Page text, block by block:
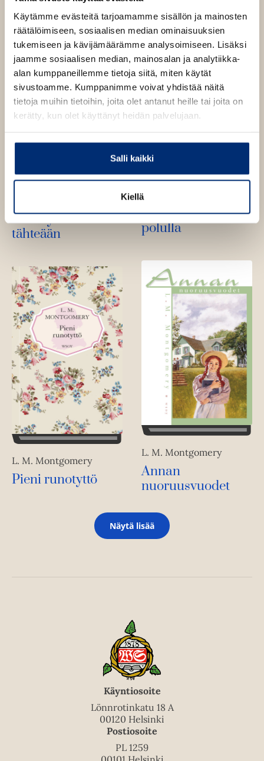
Käytämme evästeitä tarjoamamme sisällön ja mainosten
räätälöimiseen, sosiaalisen median ominaisuuksien
tukemiseen ja kävijämäärämme analysoimiseen. Lisäksi
jaamme sosiaalisen median, mainosalan ja analytiikka-
alan kumppaneillemme tietoja siitä, miten käytät
sivustoamme. Kumppanimme voivat yhdistää näitä
tietoja muihin tietoihin, joita olet antanut heille tai joita on
kerätty, kun olet käyttänyt heidän palvelujaan.
Salli kaikki
Kiellä
k
e
a
a
u
u
t
e
ä
l
e
e
e
n
Runotyttö etsii
tähteään
L. M. Montgomery
Runotyttö maineen
polulla
L. M. Montgomery
Pieni runotyttö
L. M. Montgomery
Annan
nuoruusvuodet
Näytä lisää
Käyntiosoite
Lönnrotinkatu 18 A
00120 Helsinki
Postiosoite
PL 1259